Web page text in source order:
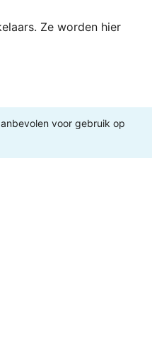
Ze worden hier
voor gebruik op